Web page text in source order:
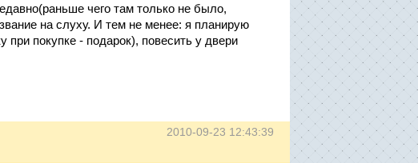
чего там только не было,
на слуху. И тем не менее: я планирую
покупке - подарок), повесить у двери
2010-09-23 12:43:39